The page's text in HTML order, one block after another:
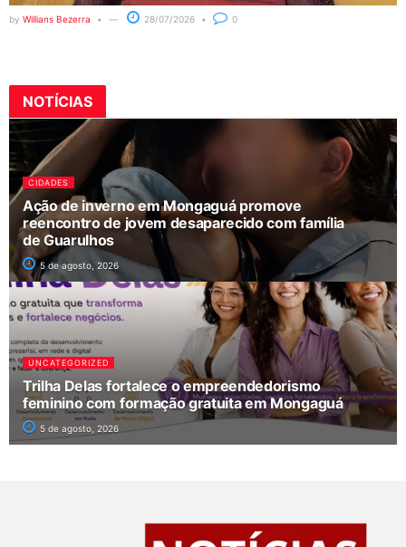
by Willians Bezerra 28/07/2026 0
NOTÍCIAS
CIDADES
Ação de inverno em Mongaguá promove
reencontro de jovem desaparecido com família
de Guarulhos
5 de agosto, 2026
UNCATEGORIZED
Trilha Delas fortalece o empreendedorismo
feminino com formação gratuita em Mongaguá
5 de agosto, 2026